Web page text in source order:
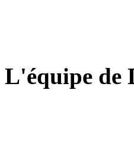
L'équipe de